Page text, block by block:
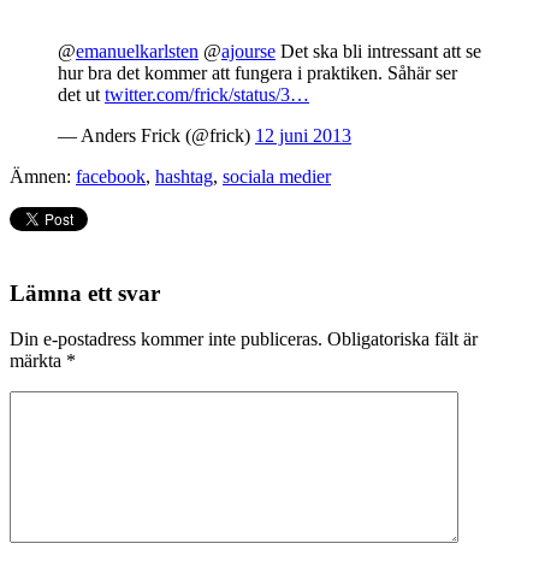
@emanuelkarlsten @ajourse Det ska bli intressant att se
hur bra det kommer att fungera i praktiken. Såhär ser
det ut twitter.com/frick/status/3…
— Anders Frick (@frick) 12 juni 2013
Ämnen: facebook, hashtag, sociala medier
Lämna ett svar
Din e-postadress kommer inte publiceras. Obligatoriska fält är
märkta *